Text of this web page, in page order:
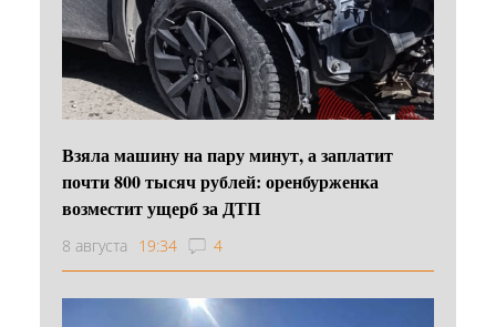
Взяла машину на пару минут, а заплатит
почти 800 тысяч рублей: оренбурженка
возместит ущерб за ДТП
8 августа 19:34 4